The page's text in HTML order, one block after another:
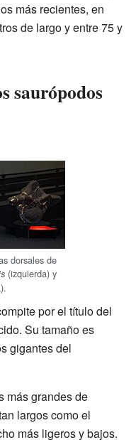
más recientes, en
de largo y entre 75 y
saurópodos
dorsales de
(izquierda) y
por el título del
Su tamaño es
gigantes del
más grandes de
largos como el
más ligeros y bajos.